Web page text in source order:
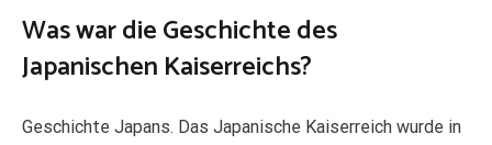
Was war die Geschichte des
Japanischen Kaiserreichs?
Geschichte Japans. Das Japanische Kaiserreich wurde in